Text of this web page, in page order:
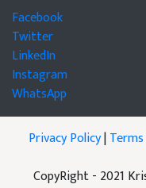
Facebook
Twitter
LinkedIn
Instagram
WhatsApp
Privacy Policy|
CopyRight - 2021